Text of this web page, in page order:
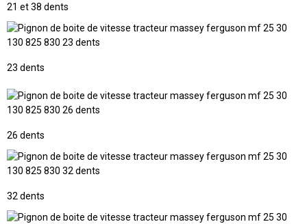
21 et 38 dents
23 dents
26 dents
32 dents